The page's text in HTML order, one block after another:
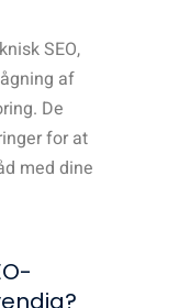
SEO,
af
De
for at
med dine